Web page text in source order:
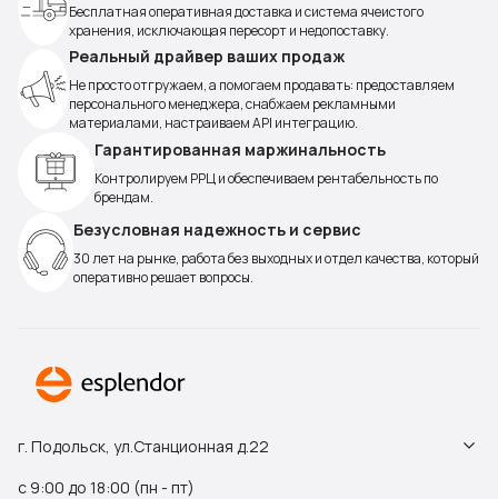
Бесплатная оперативная доставка и система ячеистого
хранения, исключающая пересорт и недопоставку.
Реальный драйвер ваших продаж
Не просто отгружаем, а помогаем продавать: предоставляем
персонального менеджера, снабжаем рекламными
материалами, настраиваем API интеграцию.
Гарантированная маржинальность
Контролируем РРЦ и обеспечиваем рентабельность по
брендам.
Безусловная надежность и сервис
30 лет на рынке, работа без выходных и отдел качества, который
оперативно решает вопросы.
г. Подольск, ул.Станционная д.22
с 9:00 до 18:00 (пн - пт)